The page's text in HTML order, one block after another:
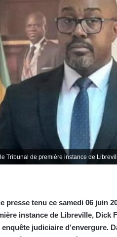
Tribunal de première instance de
presse tenu ce samedi 06 juin
instance de Libreville, Dick
enquête judiciaire d’envergure.